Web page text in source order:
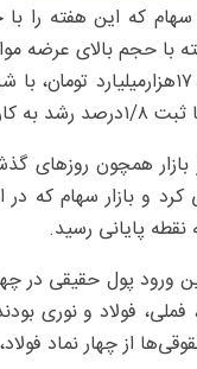
سهام که این هفته را
معاملات نزدیک به
پایان داد.
بازار همچون روزهای
پایانی رسید.
ورود پول حقیقی در
فولاد و نوری
از چهار نماد